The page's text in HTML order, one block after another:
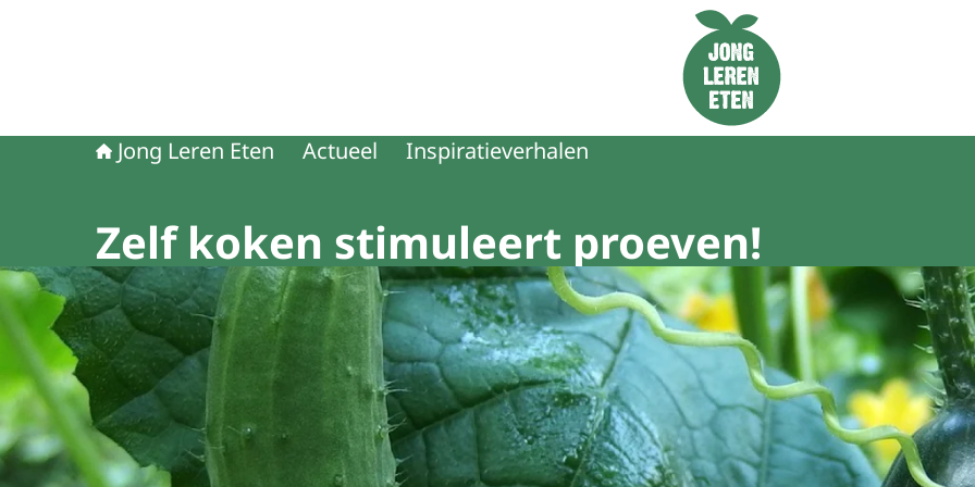
Naar de homepage van Jong Leren Eten
Jong Leren Eten Actueel Inspiratieverhalen
Zelf koken stimuleert proeven!